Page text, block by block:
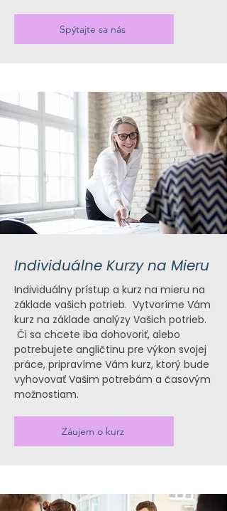
Spýtajte sa nás
Individuálne Kurzy na Mieru
Individuálny prístup a kurz na mieru na
základe vašich potrieb. Vytvoríme Vám
kurz na základe analýzy Vašich potrieb.
Či sa chcete iba dohovoriť, alebo
potrebujete angličtinu pre výkon svojej
práce, pripravíme Vám kurz, ktorý bude
vyhovovať Vašim potrebám a časovým
možnostiam.
Záujem o kurz